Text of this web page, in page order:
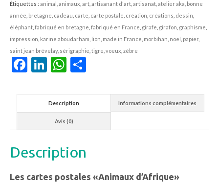
Étiquettes : animal animaux art artisanant d'art artisanat atelier aka bonne
année bretagne cadeau carte carte postale création créations dessin
éléphant fabriqué en bretagne fabriqué en France girafe girafon graphisme
impression karine aboudarham lion made in France morbihan noel papier,
saint jean brévelay, sérigraphie tigre voeux zèbre
Facebook
LinkedIn
WhatsApp
Description Informations complémentaires
Avis (0)
Description
Les cartes postales «Animaux d’Afrique»